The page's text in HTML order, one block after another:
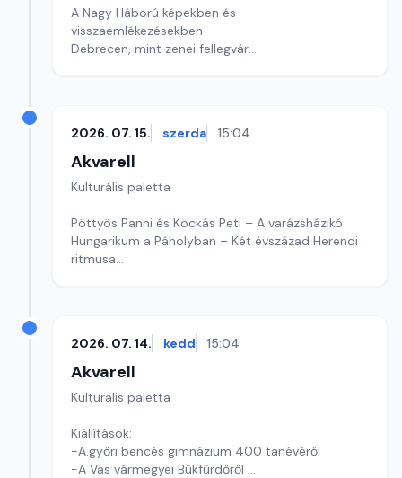
A Nagy Háború képekben és
visszaemlékezésekben
Debrecen, mint zenei fellegvár
2026. 07. 15. szerda 15:04
Akvarell
Kulturális paletta
Pöttyös Panni és Kockás Peti – A varázsházikó
Hungarikum a Páholyban – Két évszázad Herendi
ritmusa
2026. 07. 14. kedd 15:04
Akvarell
Kulturális paletta
Kiállítások:
-A.győri bencés gimnázium 400 tanévéről
-A Vas vármegyei Bükfürdőről